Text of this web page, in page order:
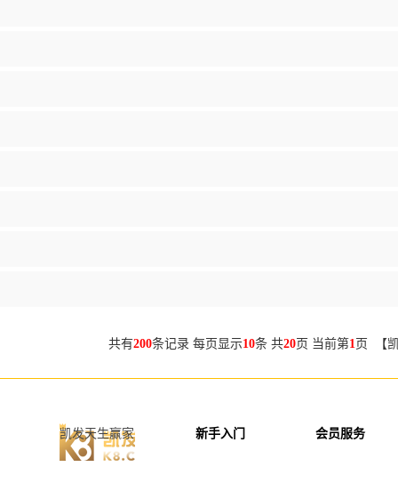
共有200条记录 每页显示10条 共20页 当前第1页 【
凯发天生赢家 新手入门 会员服务